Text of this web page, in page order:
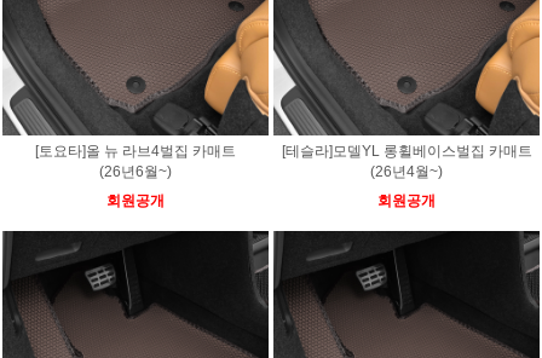
[토요타]올 뉴 라브4벌집 카매트
(26년6월~)
회원공개
[테슬라]모델YL 롱휠베이스벌집 카매트
(26년4월~)
회원공개